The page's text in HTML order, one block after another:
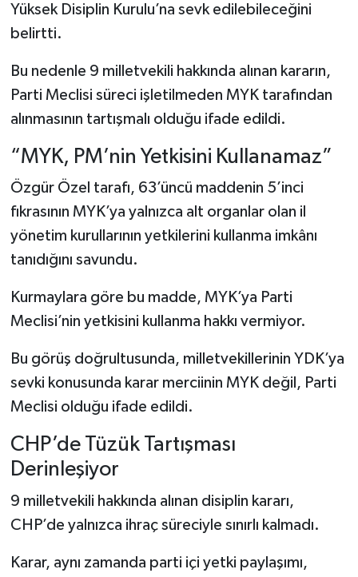
Yüksek Disiplin Kurulu’na sevk edilebileceğini
belirtti.
Bu nedenle 9 milletvekili hakkında alınan kararın,
Parti Meclisi süreci işletilmeden MYK tarafından
alınmasının tartışmalı olduğu ifade edildi.
“MYK, PM’nin Yetkisini Kullanamaz”
Özgür Özel tarafı, 63’üncü maddenin 5’inci
fıkrasının MYK’ya yalnızca alt organlar olan il
yönetim kurullarının yetkilerini kullanma imkânı
tanıdığını savundu.
Kurmaylara göre bu madde, MYK’ya Parti
Meclisi’nin yetkisini kullanma hakkı vermiyor.
Bu görüş doğrultusunda, milletvekillerinin YDK’ya
sevki konusunda karar merciinin MYK değil, Parti
Meclisi olduğu ifade edildi.
CHP’de Tüzük Tartışması
Derinleşiyor
9 milletvekili hakkında alınan disiplin kararı,
CHP’de yalnızca ihraç süreciyle sınırlı kalmadı.
Karar, aynı zamanda parti içi yetki paylaşımı,